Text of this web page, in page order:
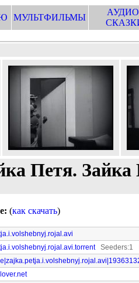
МУЛЬТФИЛЬМЫ
Петя.
(как скачать)
Seeders:1